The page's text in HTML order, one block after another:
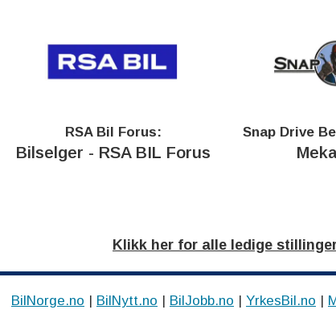
RSA Bil Forus:
Bilselger - RSA BIL Forus
Snap Drive
Klikk her for alle ledige
BilNorge.no | BilNytt.no | BilJobb.no | YrkesBil.no |